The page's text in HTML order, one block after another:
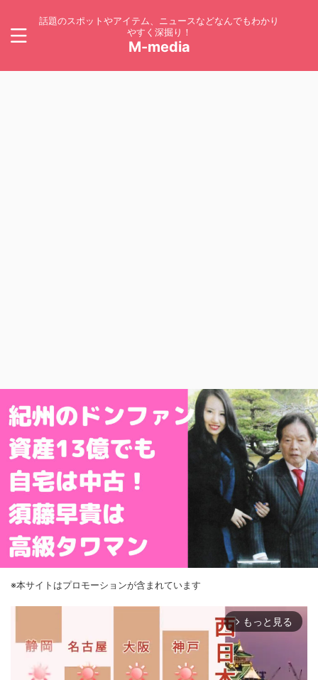
話題のスポットやアイテム、ニュースなどなんでもわかり
やすく深掘り！
M-media
※本サイトはプロモーションが含まれています
arrow_forward_ios もっと見る